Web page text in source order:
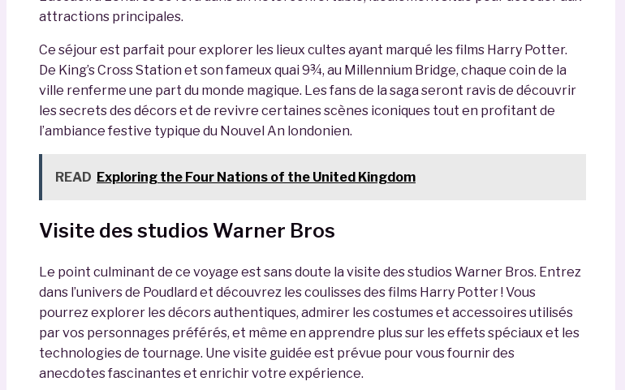
attractions principales.
Ce séjour est parfait pour explorer les lieux cultes ayant marqué les films Harry Potter.
De King’s Cross Station et son fameux quai 9¾, au Millennium Bridge, chaque coin de la
ville renferme une part du monde magique. Les fans de la saga seront ravis de découvrir
les secrets des décors et de revivre certaines scènes iconiques tout en profitant de
l’ambiance festive typique du Nouvel An londonien.
READ Exploring the Four Nations of the United Kingdom
Visite des studios Warner Bros
Le point culminant de ce voyage est sans doute la visite des studios Warner Bros. Entrez
dans l’univers de Poudlard et découvrez les coulisses des films Harry Potter ! Vous
pourrez explorer les décors authentiques, admirer les costumes et accessoires utilisés
par vos personnages préférés, et même en apprendre plus sur les effets spéciaux et les
technologies de tournage. Une visite guidée est prévue pour vous fournir des
anecdotes fascinantes et enrichir votre expérience.